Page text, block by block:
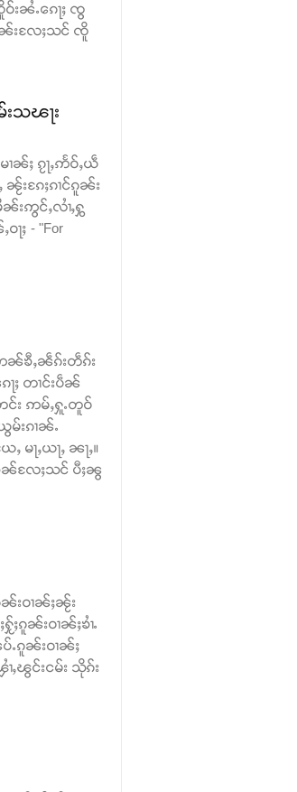
းၼႆႉၵေႃႈ ၸွ
ၼ်းလႄႈသင် ၸိူ
သၽႃး
ၢၼ်ႈ ၵႂႃႇဢႅဝ်ႇယဵ
းၵႄႈၵၢင်ၵူၼ်း
းဢွင်ႇလၢႆႇႁွ
ႈ - "For
ၼ်ၶီႇၼဵၵ်းတဵၵ်း
ႈ တၢင်းပဵၼ်
င်း ဢမ်ႇႁူႉတူဝ်
မ်းၵၢၼ်ႉ
ႃႇယႃႇ ၼႃႇ။
လႄႈသင် ပီႈၼွ
းဝၢၼ်ႈၼႂ်း
ၼ်းဝၢၼ်ႈၶၢႆႉ
ႉၵူၼ်းဝၢၼ်ႈ
ႇၽွင်းငမ်း သိုၵ်း